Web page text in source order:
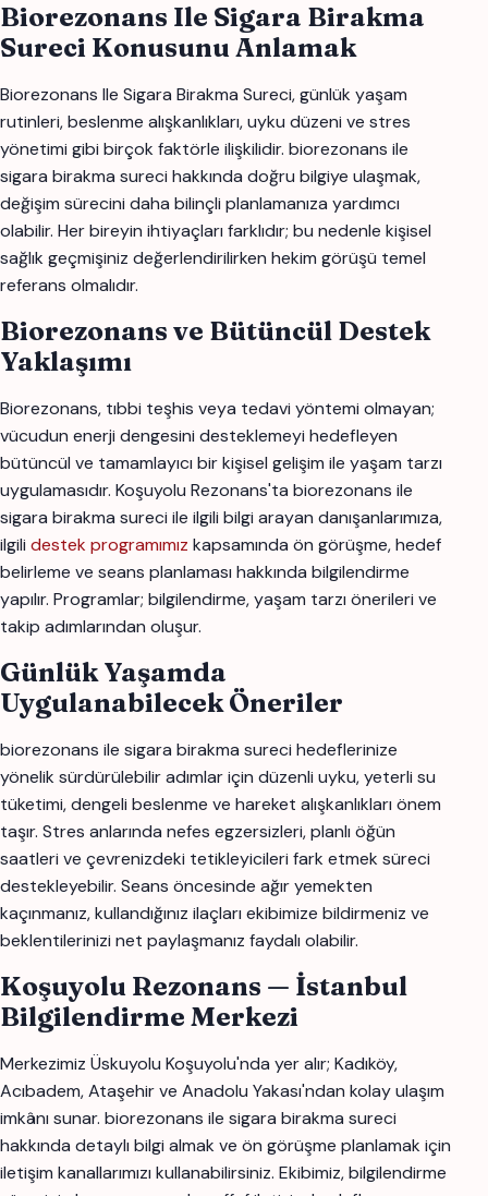
Biorezonans Ile Sigara Birakma
Sureci Konusunu Anlamak
Biorezonans Ile Sigara Birakma Sureci, günlük yaşam
rutinleri, beslenme alışkanlıkları, uyku düzeni ve stres
yönetimi gibi birçok faktörle ilişkilidir. biorezonans ile
sigara birakma sureci hakkında doğru bilgiye ulaşmak,
değişim sürecini daha bilinçli planlamanıza yardımcı
olabilir. Her bireyin ihtiyaçları farklıdır; bu nedenle kişisel
sağlık geçmişiniz değerlendirilirken hekim görüşü temel
referans olmalıdır.
Biorezonans ve Bütüncül Destek
Yaklaşımı
Biorezonans, tıbbi teşhis veya tedavi yöntemi olmayan;
vücudun enerji dengesini desteklemeyi hedefleyen
bütüncül ve tamamlayıcı bir kişisel gelişim ile yaşam tarzı
uygulamasıdır. Koşuyolu Rezonans'ta biorezonans ile
sigara birakma sureci ile ilgili bilgi arayan danışanlarımıza,
ilgili destek programımız kapsamında ön görüşme, hedef
belirleme ve seans planlaması hakkında bilgilendirme
yapılır. Programlar; bilgilendirme, yaşam tarzı önerileri ve
takip adımlarından oluşur.
Günlük Yaşamda
Uygulanabilecek Öneriler
biorezonans ile sigara birakma sureci hedeflerinize
yönelik sürdürülebilir adımlar için düzenli uyku, yeterli su
tüketimi, dengeli beslenme ve hareket alışkanlıkları önem
taşır. Stres anlarında nefes egzersizleri, planlı öğün
saatleri ve çevrenizdeki tetikleyicileri fark etmek süreci
destekleyebilir. Seans öncesinde ağır yemekten
kaçınmanız, kullandığınız ilaçları ekibimize bildirmeniz ve
beklentilerinizi net paylaşmanız faydalı olabilir.
Koşuyolu Rezonans — İstanbul
Bilgilendirme Merkezi
Merkezimiz Üskuyolu Koşuyolu'nda yer alır; Kadıköy,
Acıbadem, Ataşehir ve Anadolu Yakası'ndan kolay ulaşım
imkânı sunar. biorezonans ile sigara birakma sureci
hakkında detaylı bilgi almak ve ön görüşme planlamak için
iletişim kanallarımızı kullanabilirsiniz. Ekibimiz, bilgilendirme